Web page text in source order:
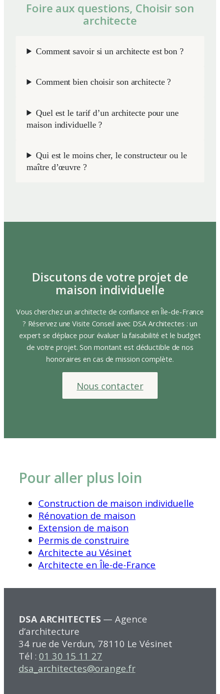
Foire aux questions, Choisir son
architecte
Comment savoir si un architecte est bon ?
Comment bien choisir son architecte ?
Quel est le tarif d’un architecte pour une
maison individuelle ?
Qui est le moins cher, le constructeur ou le
maître d’œuvre ?
Discutons de votre projet de
maison individuelle
Vous cherchez un architecte de confiance en Île-de-France
? Réservez une Visite Conseil avec DSA Architectes : un
expert se déplace pour évaluer la faisabilité et le budget
de votre projet. Son montant est déductible de nos
honoraires en cas de mission complète.
Nous contacter
Pour aller plus loin
Construction de maison individuelle
Rénovation de maison
Extension de maison
Permis de construire
Architecte au Vésinet
Architecte en Île-de-France
DSA ARCHITECTES — Agence
d’architecture
34 rue de Verdun, 78110 Le Vésinet
Tél : 01 30 15 11 27
dsa_architectes@orange.fr